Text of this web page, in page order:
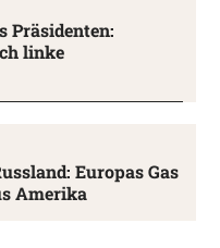
Präsidenten:
linke
Europas Gas
Amerika